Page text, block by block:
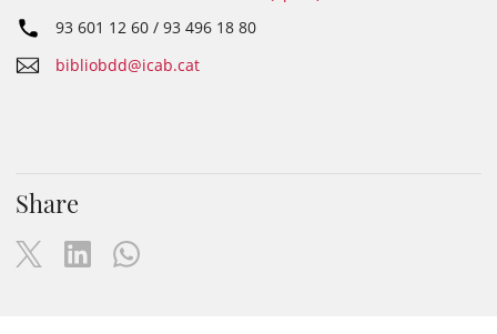
93 601 12 60 / 93 496 18 80
bibliobdd@icab.cat
Share